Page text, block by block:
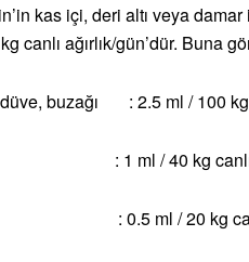
kas içi, deri altı veya
canlı ağırlık/gün’dür. Buna
düve, buzağı : 2.5 ml / 100 kg
ml / 40 kg canlı
ml / 20 kg canlı